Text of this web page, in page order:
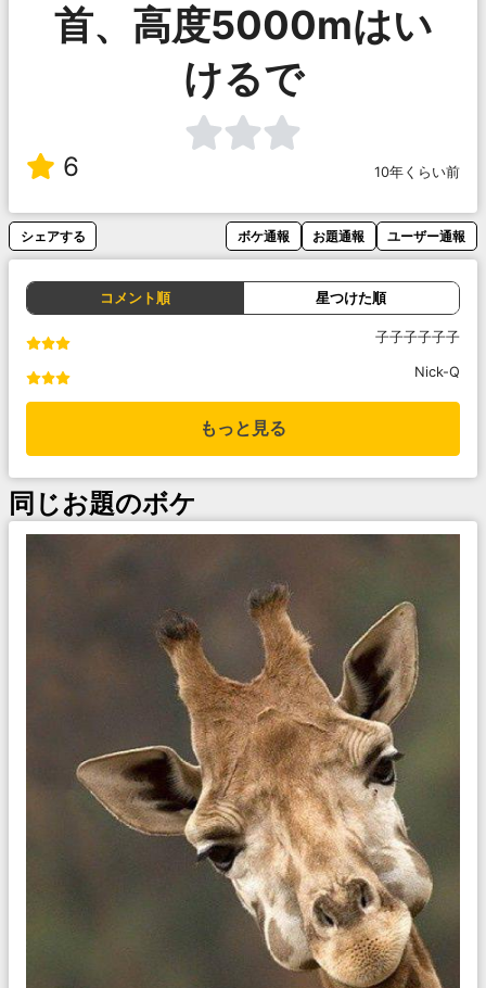
首、高度5000mはい
けるで
6 10年くらい前
シェアする ボケ通報 お題通報 ユーザー通報
コメント順 星つけた順
子子子子子子
Nick-Q
もっと見る
同じお題のボケ